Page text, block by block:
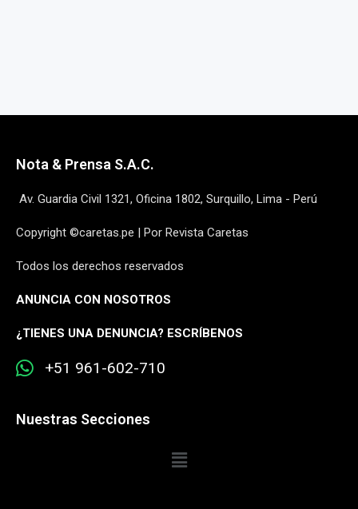
Nota & Prensa S.A.C.
Av. Guardia Civil 1321, Oficina 1802, Surquillo, Lima - Perú
Copyright ©caretas.pe | Por Revista Caretas
Todos los derechos reservados
ANUNCIA CON NOSOTROS
¿TIENES UNA DENUNCIA? ESCRÍBENOS
+51 961-602-710
Nuestras Secciones